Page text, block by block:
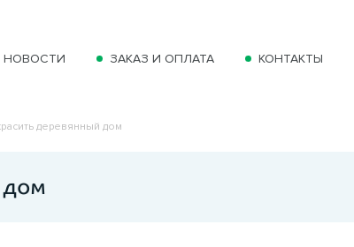
НОВОСТИ ЗАКАЗ И ОПЛАТА КОНТАКТЫ
деревянный дом
дом